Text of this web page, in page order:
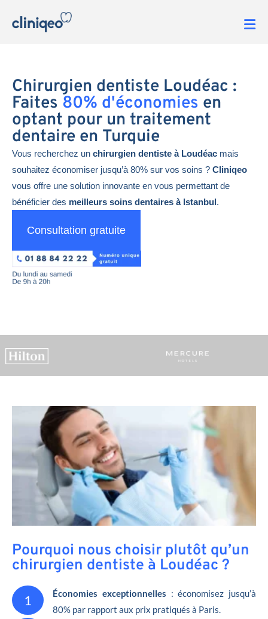
Chirurgien dentiste Loudéac :
Faites 80% d'économies en
optant pour un traitement
dentaire en Turquie
Vous recherchez un chirurgien dentiste à Loudéac mais
souhaitez économiser jusqu’à 80% sur vos soins ? Cliniqeo
vous offre une solution innovante en vous permettant de
bénéficier des meilleurs soins dentaires à Istanbul.
Consultation gratuite
Pourquoi nous choisir plutôt qu’un
chirurgien dentiste à Loudéac ?
1 Économies exceptionnelles : économisez jusqu’à
80% par rapport aux prix pratiqués à Paris.